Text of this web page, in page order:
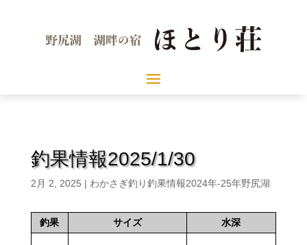
釣果情報2025/1/30
2月 2, 2025 | わかさぎ釣り釣果情報2024年-25年野尻湖
釣果 サイズ 水深